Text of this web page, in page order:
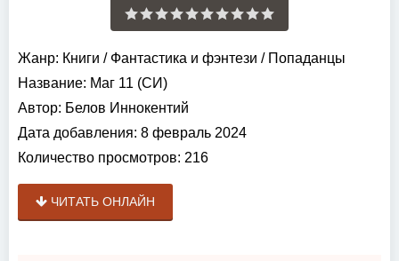
Жанр: Книги / Фантастика и фэнтези / Попаданцы
Название: Маг 11 (СИ)
Автор: Белов Иннокентий
Дата добавления: 8 февраль 2024
Количество просмотров: 216
ЧИТАТЬ ОНЛАЙН